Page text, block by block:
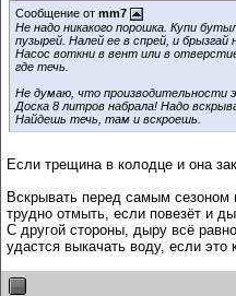
Сообщение от mm7
Не надо никакого порошка. Купи
пузырей. Налей ее в спрей, и брызгай
Насос воткни в вент или в
где течь.
Не думаю, что производительности
Доска 8 литров набрала! Надо
Найдешь течь, там и вскроешь.
Если трещина в колодце и она
Вскрывать перед самым
трудно отмыть, если повезёт и
С другой стороны, дыру всё
удастся выкачать воду, если это